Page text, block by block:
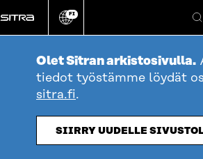
suoraan
sisältöön
Vaihda
kieli
FI
Olet Sitran arkistosivulla.
tiedot työstämme löydät
sitra.fi.
SIIRRY UUDELLE